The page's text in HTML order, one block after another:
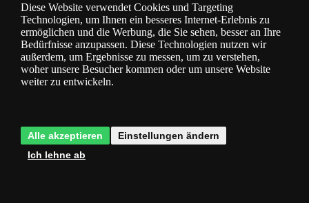
KOSTENLOSER Versand
Lucide L278831131
Außenwandleuchte CLAIRE E27
Kaufen
-14% Code SOMMER14
-20% Code VIP20AT
Diese Website verwendet Cookies und Targeting
Technologien, um Ihnen ein besseres Internet-Erlebnis zu
ermöglichen und die Werbung, die Sie sehen, besser an Ihre
Bedürfnisse anzupassen. Diese Technologien nutzen wir
außerdem, um Ergebnisse zu messen, um zu verstehen,
woher unsere Besucher kommen oder um unsere Website
weiter zu entwickeln.
Alle akzeptieren
Einstellungen ändern
Ich lehne ab